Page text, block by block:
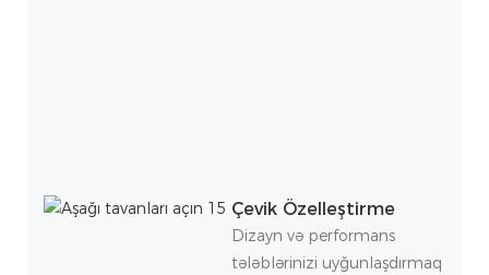
Çevik Özelleştirme
Dizayn və performans
tələblərinizi uyğunlaşdırmaq